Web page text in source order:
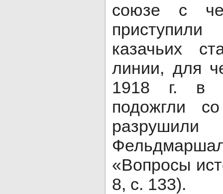
союзе с
казачьих
линии, для
1918 г. в
подожгли
«Вопросы
8, с. 133).